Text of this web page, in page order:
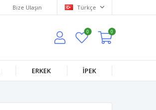
Bize Ulaşın Türkçe
0 0
ERKEK İPEK